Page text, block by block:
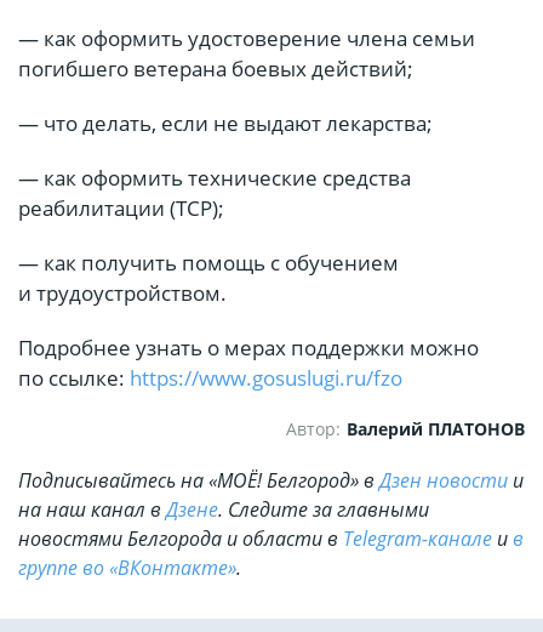
— как оформить удостоверение члена семьи
погибшего ветерана боевых действий;
— что делать, если не выдают лекарства;
— как оформить технические средства
реабилитации (ТСР);
— как получить помощь с обучением
и трудоустройством.
Подробнее узнать о мерах поддержки можно
по ссылке: https://www.gosuslugi.ru/fzo
Автор: Валерий ПЛАТОНОВ
Подписывайтесь на «МОЁ! Белгород» вДзен новости и
на наш канал вДзене. Cледите за главными
новостями Белгорода и области в Telegram-канале ив
группе во «ВКонтакте».